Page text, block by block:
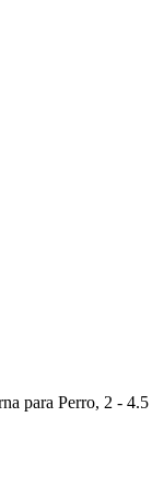
para Perro, 2 - 4.5